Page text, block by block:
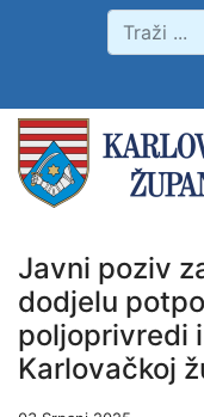
Javni poziv
dodjelu
poljoprivredi
Karlovačkoj